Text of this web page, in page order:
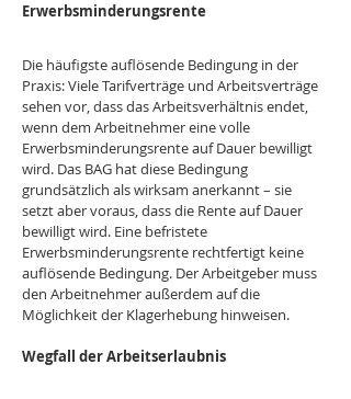
Erwerbsminderungsrente
Die häufigste auflösende Bedingung in der
Praxis: Viele Tarifverträge und Arbeitsverträge
sehen vor, dass das Arbeitsverhältnis endet,
wenn dem Arbeitnehmer eine volle
Erwerbsminderungsrente auf Dauer bewilligt
wird. Das BAG hat diese Bedingung
grundsätzlich als wirksam anerkannt – sie
setzt aber voraus, dass die Rente auf Dauer
bewilligt wird. Eine befristete
Erwerbsminderungsrente rechtfertigt keine
auflösende Bedingung. Der Arbeitgeber muss
den Arbeitnehmer außerdem auf die
Möglichkeit der Klagerhebung hinweisen.
Wegfall der Arbeitserlaubnis